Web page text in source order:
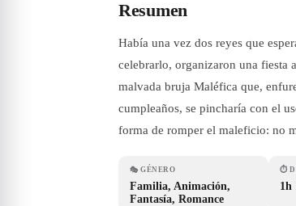
Resumen
Había una vez dos reyes que
celebrarlo, organizaron una fiesta
malvada bruja Maléfica que,
cumpleaños, se pincharía con el
forma de romper el maleficio: no
🎭 GÉNERO
Familia, Animación,
Fantasía, Romance
⏱
1h